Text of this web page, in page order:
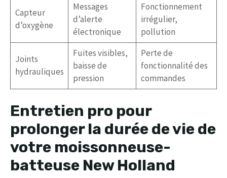
Capteur
d’oxygène
Messages
d’alerte
électronique
Fonctionnement
irrégulier,
pollution
Joints
hydrauliques
Fuites visibles,
baisse de
pression
Perte de
fonctionnalité des
commandes
Entretien pro pour
prolonger la durée de vie de
votre moissonneuse-
batteuse New Holland